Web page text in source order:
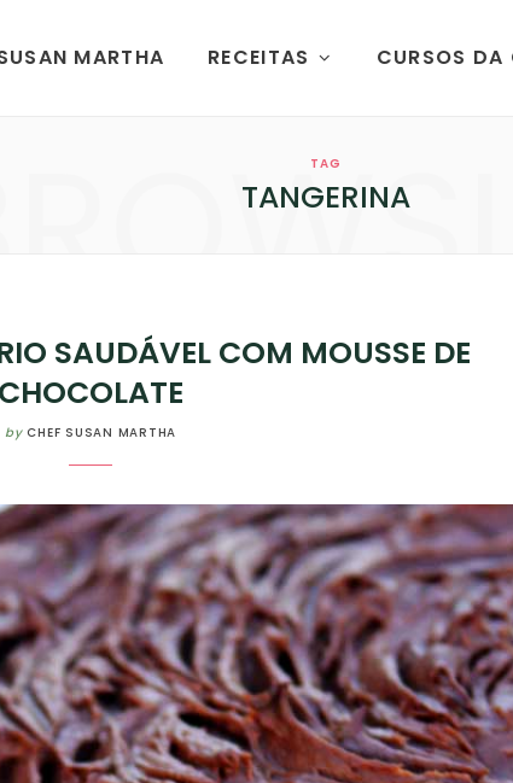
MARTHA RECEITAS CURSOS DA
TAG
TANGERINA
SAUDÁVEL COM MOUSSE DE
CHOCOLATE
by CHEF SUSAN MARTHA